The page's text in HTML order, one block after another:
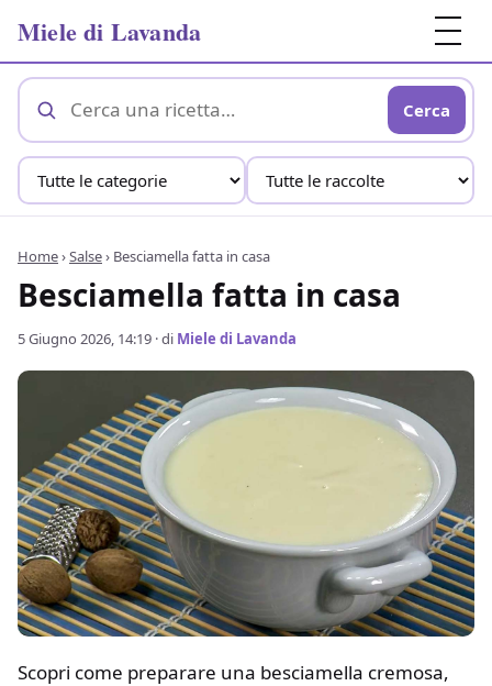
Miele di Lavanda
Cerca
Home›Salse› Besciamella fatta in casa
Besciamella fatta in casa
5 Giugno 2026, 14:19 · di Miele di Lavanda
Scopri come preparare una besciamella cremosa,